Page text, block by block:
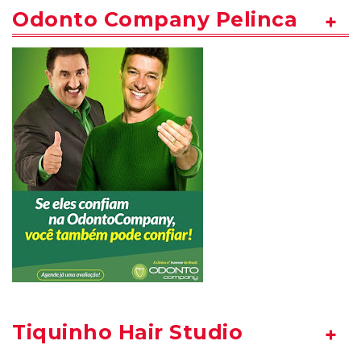
Odonto Company Pelinca
Tiquinho Hair Studio